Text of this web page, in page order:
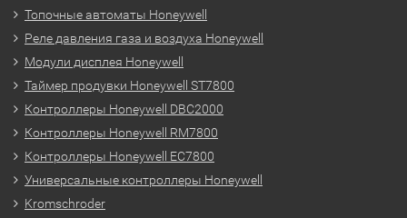
Топочные автоматы Honeywell
Реле давления газа и воздуха Honeywell
Модули дисплея Honeywell
Таймер продувки Honeywell ST7800
Контроллеры Honeywell DBC2000
Контроллеры Honeywell RM7800
Контроллеры Honeywell EC7800
Универсальные контроллеры Honeywell
Kromschroder